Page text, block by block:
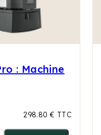
: Machine
298.80 € TTC